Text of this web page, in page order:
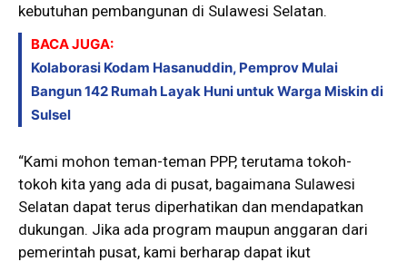
kebutuhan pembangunan di Sulawesi Selatan.
BACA JUGA:
Kolaborasi Kodam Hasanuddin, Pemprov Mulai
Bangun 142 Rumah Layak Huni untuk Warga Miskin di
Sulsel
“Kami mohon teman-teman PPP, terutama tokoh-
tokoh kita yang ada di pusat, bagaimana Sulawesi
Selatan dapat terus diperhatikan dan mendapatkan
dukungan. Jika ada program maupun anggaran dari
pemerintah pusat, kami berharap dapat ikut